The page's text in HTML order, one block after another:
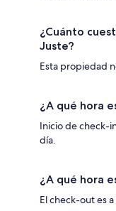
¿Cuánto
Juste?
Esta propiedad
¿A qué hora
Inicio de check-
día.
¿A qué hora
El check-out es a